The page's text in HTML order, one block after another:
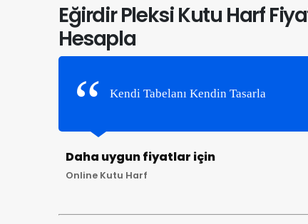
Eğirdir Pleksi Kutu Harf
Hesapla
Kendi Tabelanı Kendin Tasarla
Daha uygun fiyatlar için
Online Kutu Harf